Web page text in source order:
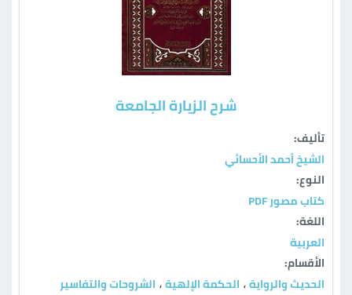
شرح الزيارة الجامعة
تأليف:
الشيخ أحمد الأحسائي
النوع:
كتاب مصور PDF
اللغة:
العربية
الأقسام:
الحديث والرواية ، الحكمة الإلهية ، الشروحات والتفاسير